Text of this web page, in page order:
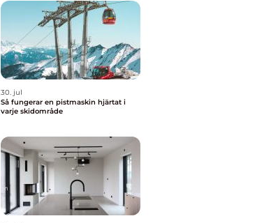
30. jul
Så fungerar en pistmaskin hjärtat i
varje skidområde